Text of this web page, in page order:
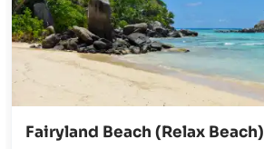
Fairyland Beach (Relax Beach)